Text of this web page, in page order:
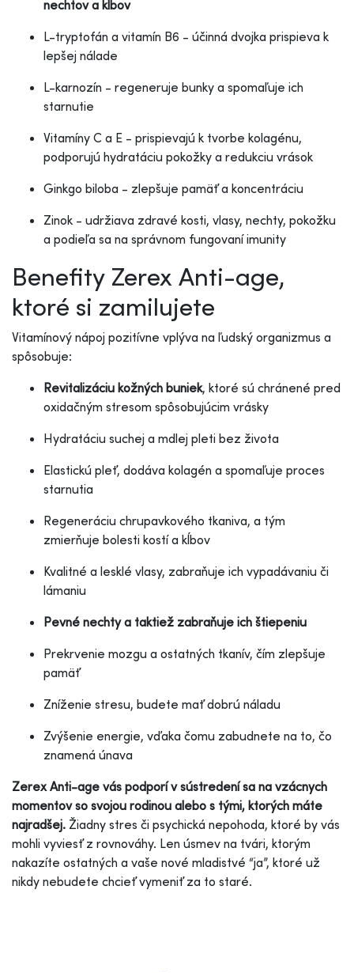
nechtov a kĺbov
L-tryptofán a vitamín B6 - účinná dvojka prispieva k
lepšej nálade
L-karnozín - regeneruje bunky a spomaľuje ich
starnutie
Vitamíny C a E - prispievajú k tvorbe kolagénu,
podporujú hydratáciu pokožky a redukciu vrások
Ginkgo biloba - zlepšuje pamäť a koncentráciu
Zinok - udržiava zdravé kosti, vlasy, nechty, pokožku
a podieľa sa na správnom fungovaní imunity
Benefity Zerex Anti-age,
ktoré si zamilujete
Vitamínový nápoj pozitívne vplýva na ľudský organizmus a
spôsobuje:
Revitalizáciu kožných buniek, ktoré sú chránené pred
oxidačným stresom spôsobujúcim vrásky
Hydratáciu suchej a mdlej pleti bez života
Elastickú pleť, dodáva kolagén a spomaľuje proces
starnutia
Regeneráciu chrupavkového tkaniva, a tým
zmierňuje bolesti kostí a kĺbov
Kvalitné a lesklé vlasy, zabraňuje ich vypadávaniu či
lámaniu
Pevné nechty a taktiež zabraňuje ich štiepeniu
Prekrvenie mozgu a ostatných tkanív, čím zlepšuje
pamäť
Zníženie stresu, budete mať dobrú náladu
Zvýšenie energie, vďaka čomu zabudnete na to, čo
znamená únava
Zerex Anti-age vás podporí v sústredení sa na vzácnych
momentov so svojou rodinou alebo s tými, ktorých máte
najradšej. Žiadny stres či psychická nepohoda, ktoré by vás
mohli vyviesť z rovnováhy. Len úsmev na tvári, ktorým
nakazíte ostatných a vaše nové mladistvé “ja”, ktoré už
nikdy nebudete chcieť vymeniť za to staré.